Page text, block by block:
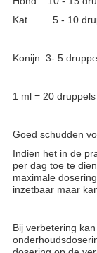
Kat 5 - 10
Konijn 3- 5
1 ml = 20 druppels
Goed schudden
Indien het in de
per dag toe te
maximale
inzetbaar maar
Bij verbetering